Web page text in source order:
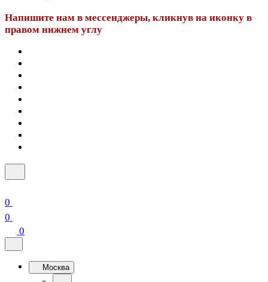
Напишите нам в мессенджеры, кликнув на иконку в
правом нижнем углу
0
0
0
Москва